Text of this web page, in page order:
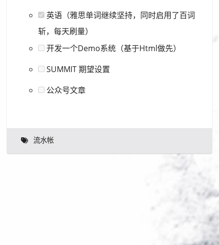
英语（雅思单词继续坚持，同时启用了百词
斩，每天刷量）
开发一个Demo系统（基于Html做先）
SUMMIT 期望设置
公众号文章
流水帐